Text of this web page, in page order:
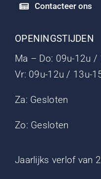
Contacteer ons
OPENINGSTIJDEN
Ma – Do: 09u-12u /
Vr: 09u-12u / 13u-
Za: Gesloten
Zo: Gesloten
Jaarlijks verlof van